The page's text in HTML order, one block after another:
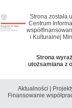
Strona została
Centrum
i Kulturalnej
Strona
utożsamiana z
Aktualności |
Finansowanie